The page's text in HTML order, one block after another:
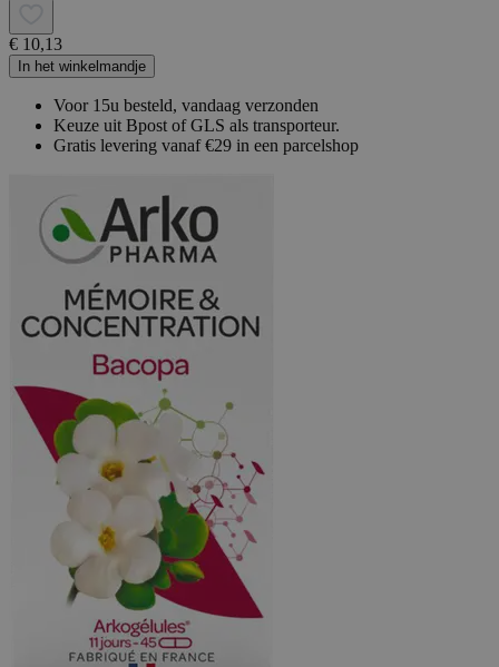
€ 10,13
In het winkelmandje
Voor 15u besteld, vandaag verzonden
Keuze uit Bpost of GLS als transporteur.
Gratis levering vanaf €29 in een parcelshop